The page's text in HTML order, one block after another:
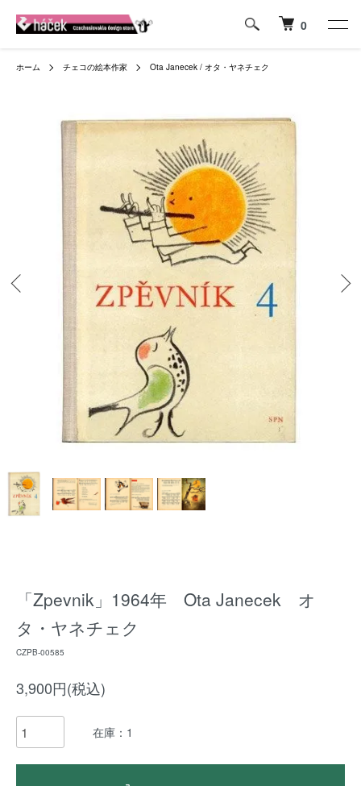
0
ホーム チェコの絵本作家 Ota Janecek / オタ・ヤネチェク
「Zpevnik」1964年 Ota Janecek オ
タ・ヤネチェク
CZPB-00585
3,900円(税込)
在庫：1